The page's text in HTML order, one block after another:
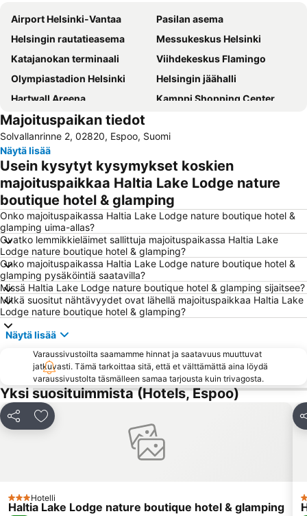
Airport Helsinki-Vantaa
Pasilan asema
Helsingin rautatieasema
Messukeskus Helsinki
Katajanokan terminaali
Viihdekeskus Flamingo
Olympiastadion Helsinki
Helsingin jäähalli
Hartwall Areena
Kamppi Shopping Center
Linnanmäki
Vesipuisto Serena
Tikkurilan matkakeskus
Korkeasaari
Jumbo
Tuska Open Air Metal Festival
Länsisatama
Jätkäsaari
Kalasatama
Kaapelitehdas
Itis
Otaniemi
Kauppatori
Nuuksio National Park
Vuosaari
Herttoniemi
Sörnäinen
Kampin linja-autoasema
Tiedekeskus Heureka
Kallio Church
Finlandia Hall
Lönnrotinkatu
Sveitsin hiihtokeskus
Espoon rautatieasema
Sello Shopping Mall
Senaatintori
Töölönlahti Bay
Viking Line
Aleksanterinkatu
Kämp Galleria
Finnish National Opera
Majoituspaikan tiedot
Solvallanrinne 2, 02820, Espoo, Suomi
Näytä lisää
Usein kysytyt kysymykset koskien
majoituspaikkaa Haltia Lake Lodge nature
boutique hotel & glamping
Onko majoituspaikassa Haltia Lake Lodge nature boutique hotel &
glamping uima-allas?
Ovatko lemmikkieläimet sallittuja majoituspaikassa Haltia Lake
Lodge nature boutique hotel & glamping?
Onko majoituspaikassa Haltia Lake Lodge nature boutique hotel &
glamping pysäköintiä saatavilla?
Missä Haltia Lake Lodge nature boutique hotel & glamping sijaitsee?
Mitkä suositut nähtävyydet ovat lähellä majoituspaikkaa Haltia Lake
Lodge nature boutique hotel & glamping?
Näytä lisää
Varaussivustoilta saamamme hinnat ja saatavuus muuttuvat
jatkuvasti. Tämä tarkoittaa sitä, että et välttämättä aina löydä
varaussivustolta täsmälleen samaa tarjousta kuin trivagosta.
Yksi suosituimmista (Hotels, Espoo)
Jaa Lisää suosikkeihin
3 Tähtiluokitus
Hotelli
Haltia Lake Lodge nature boutique hotel & glamping